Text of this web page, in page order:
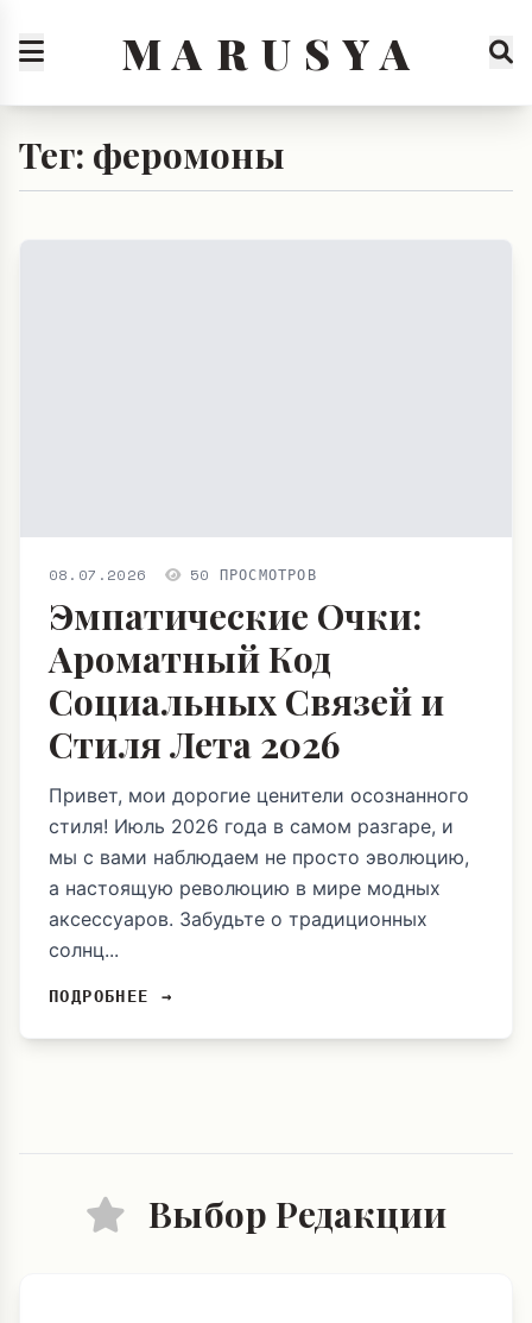
M A R U S Y A
Тег: феромоны
08.07.2026 50 ПРОСМОТРОВ
Эмпатические Очки:
Ароматный Код
Социальных Связей и
Стиля Лета 2026
Привет, мои дорогие ценители осознанного
стиля! Июль 2026 года в самом разгаре, и
мы с вами наблюдаем не просто эволюцию,
а настоящую революцию в мире модных
аксессуаров. Забудьте о традиционных
солнц...
ПОДРОБНЕЕ →
Выбор Редакции